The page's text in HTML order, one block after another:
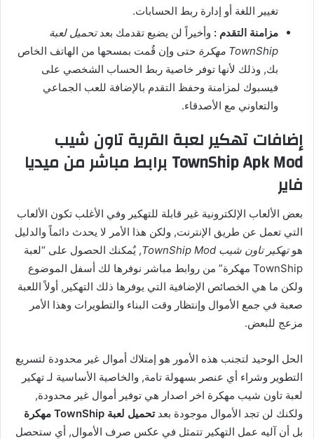
تغيير اللغة أو إدارة ربط الحسابات.
مزامنة التقدم : وأخيراً لن يضيع تقدمك بعدتحميل لعبة
TownShip مهكرة
حتى وإن قٌمت بمسحها من الهاتف الخاص
بك, وذلك لأنها توفر خاصية ربط الحساب الشخصي على
فيسبوك لمزامنة وحفظ التقدم بالإضافة للعب الجماعي
والتعاوني مع الأصدقاء.
إضافات تهكير لعبة القرية تاون شيب
TownShip Apk Mod برابط مباشر من ميديا
فاير
بعض الألعاب الإلكترونية غير قابلة للتهكير وفي الأغلب تكون الألعاب
التي تعمل عن طريق الإنترنت, ولكن هذا الأمر لا يحدث دائماً والدليل
هوتهكير تاون شيب TownShip Mod
, يٌمكنك الحصول على “لعبة
TownShip مهكرة” من روابط مباشر نوفرها لك أسفل الموضوع
ولكن ما هي الخصائص الإضافية التي يوفرها ذلك التهكير, أولاً اللعبة
صعبة في جمع الأموال وإنتظار وقت البناء والتطويرات وهذا الأمر
مزعج للبعض.
الحل الوحيد لتجنب هذه الأمور هو إمتلاك أموال غير محدودة لتسريع
التطوير وشراء أي عنصر بسهولة تامة, والخاصية الأساسية لـ تهكير
لعبة تاون شيب مهكرة اخر اصدار هي توفير أموال غير محدودة,
ولكنك لن تجد الأموال موجودة بعدتحميل لعبة TownShip مهكرة
بل أن آليه عمل التهكير تتمثل في عكس صرف الأموال, أي ستحصل